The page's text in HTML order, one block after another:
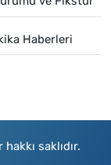
Haberleri
saklıdır.